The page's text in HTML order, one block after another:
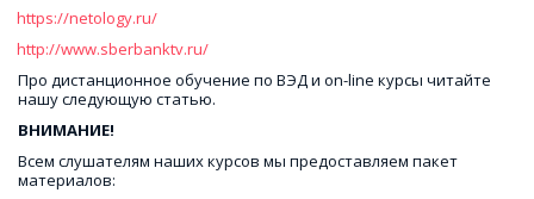
https://netology.ru/
http://www.sberbanktv.ru/
Про дистанционное обучение по ВЭД и on-line курсы читайте
нашу следующую статью.
ВНИМАНИЕ!
Всем слушателям наших курсов мы предоставляем пакет
материалов: